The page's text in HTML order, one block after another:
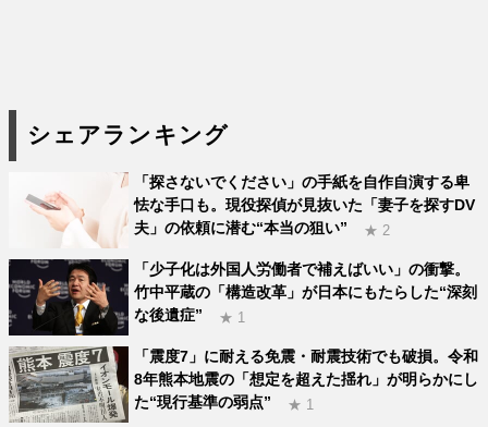
シェアランキング
「探さないでください」の手紙を自作自演する卑
怯な手口も。現役探偵が見抜いた「妻子を探すDV
夫」の依頼に潜む“本当の狙い”
★ 2
「少子化は外国人労働者で補えばいい」の衝撃。
竹中平蔵の「構造改革」が日本にもたらした“深刻
な後遺症”
★ 1
「震度7」に耐える免震・耐震技術でも破損。令和
8年熊本地震の「想定を超えた揺れ」が明らかにし
た“現行基準の弱点”
★ 1